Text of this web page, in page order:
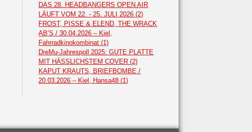
DAS 28. HEADBANGERS OPEN AIR
LÄUFT VOM 22. - 25. JULI 2026 (2)
FROST, PISSE & ELEND, THE WRACK
AB’S / 30.04.2026 – Kiel,
Fahrradkinokombinat (1)
DreMu-Jahrespoll 2025: GUTE PLATTE
MIT HÄSSLICHSTEM COVER (2)
KAPUT KRAUTS, BRIEFBOMBE /
20.03.2026 – Kiel, Hansa48 (1)